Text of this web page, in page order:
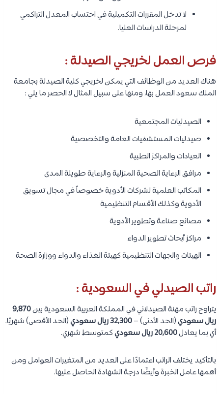
لا تدخل المقررات التكميلية في احتساب المعدل التراكمي
لمرحلة الدراسات العليا.
فرص العمل لخريجي الصيدلة :
هناك العديد من الوظائف التي يمكن لخريجي كلية الصيدلة بجامعة
الملك سعود العمل بها، ومنها على سبيل المثال لا الحصر ما يلي :
الصيدليات المجتمعية
صيدليات المستشفيات العامة والتخصصية
العيادات والمراكز الطبية
مرافق الرعاية الصحية المنزلية والرعاية طويلة المدى
المكاتب العلمية لشركات الأدوية خصوصاً في مجال تسويق
الأدوية وكذلك الأقسام التنظيمية
مصانع صناعة وتطوير الأدوية
مراكز أبحاث تطوير الدواء
الهيئات والجهات التنظيمية كهيئة الغذاء والدواء ووزارة الصحة
راتب الصيدلي في السعودية :
يتراوح راتب مهنة الصيدلاني في المملكة العربية السعودية بين9,870
ريال سعودي(الحد الأدنى) –32,300 ريال سعودي
(الحد الأقصى) شهريًا.
أي بما يعادل20,600 ريال سعودي كمتوسط شهري.
بالتأكيد يختلف الراتب اعتمادًا على العديد من المتغيرات العوامل ومن
أهمها عامل الخبرة وأيضًا درجة الشهادة الحاصل عليها.